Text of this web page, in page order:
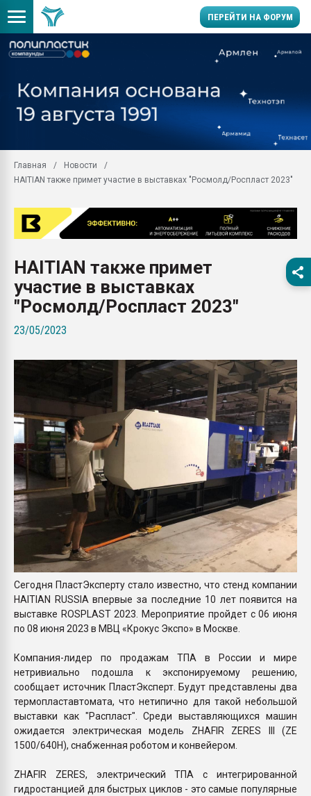
ПЕРЕЙТИ НА ФОРУМ
Вакуум-формовочные
ближайшее
28.07.2026
Всё, что касается
бутылок
Материал поверхности
вакуумного
Продам отходы
поликарбоната и АБС-
ПЕРЕЙТИ НА
Главная
Новости
HAITIAN также примет участие в выставках "Росмолд/Роспласт 2023"
HAITIAN также примет
участие в выставках
"Росмолд/Роспласт 2023"
23/05/2023
Сегодня ПластЭксперту стало известно, что стенд компании
HAITIAN RUSSIA впервые за последние 10 лет появится на
выставке ROSPLAST 2023. Мероприятие пройдет c 06 июня
по 08 июня 2023 в МВЦ «Крокус Экспо» в Москве.
Компания-лидер по продажам ТПА в России и мире
нетривиально подошла к экспонируемому решению,
сообщает источник ПластЭксперт. Будут представлены два
термопластавтомата, что нетипично для такой небольшой
выставки как "Распласт". Среди выставляющихся машин
ожидается электрическая модель ZHAFIR ZERES III (ZE
1500/640H), снабженная роботом и конвейером.
ZHAFIR ZERES, электрический ТПА с интегрированной
гидростанцией для быстрых циклов - это самые популярные